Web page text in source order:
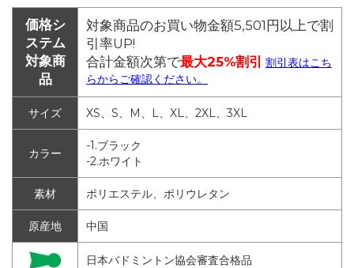
価格シ
ステム
対象商
品
対象商品のお買い物金額5,501円以上で割
引率UP!
合計金額次第で最大25%割引
割引表はこち
らからご確認ください。
サイズ XS、S、M、L、XL、2XL、3XL
カラー
-1.ブラック
-2.ホワイト
素材 ポリエステル、ポリウレタン
原産地 中国
日本バドミントン協会審査合格品